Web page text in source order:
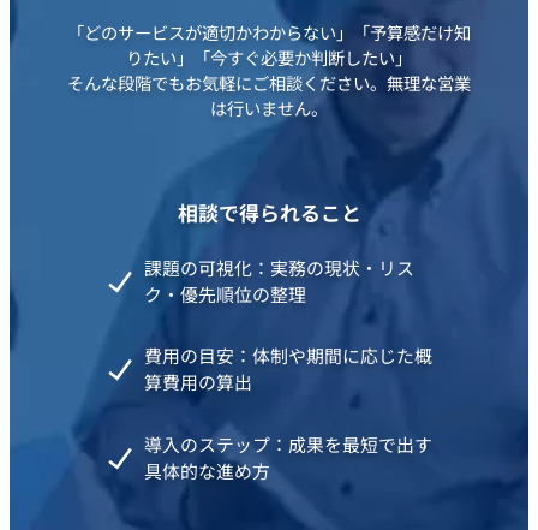
「どのサービスが適切かわからない」「予算感だけ知
りたい」「今すぐ必要か判断したい」
そんな段階でもお気軽にご相談ください。無理な営業
は行いません。
相談で得られること
課題の可視化：実務の現状・リス
ク・優先順位の整理
費用の目安：体制や期間に応じた概
算費用の算出
導入のステップ：成果を最短で出す
具体的な進め方